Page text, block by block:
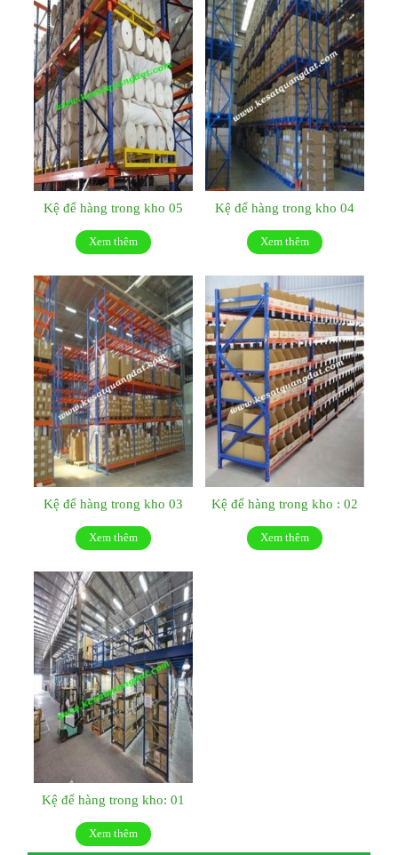
Kệ để hàng trong kho 05
Xem thêm
Kệ để hàng trong kho 04
Xem thêm
Kệ để hàng trong kho 03
Xem thêm
Kệ để hàng trong kho : 02
Xem thêm
Kệ để hàng trong kho: 01
Xem thêm